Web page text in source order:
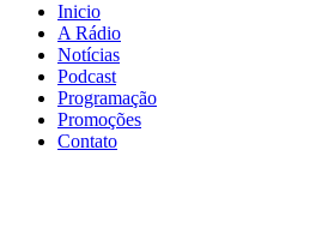
Inicio
A Rádio
Notícias
Podcast
Programação
Promoções
Contato